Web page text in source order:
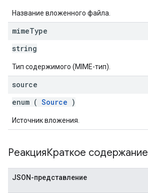
Название вложенного файла.
mimeType
string
Тип содержимого (MIME-тип).
source
enum ( Source )
Источник вложения.
РеакцияКраткое содержание
JSON-представление